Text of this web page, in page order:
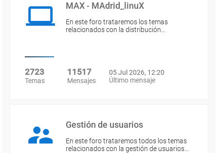
MAX - MAdrid_linuX
En este foro trataremos los temas
relacionados con la distribución…
2723
Temas
11517
Mensajes
05 Jul 2026, 12:20
Último mensaje
Gestión de usuarios
En este foro trataremos todos los temas
relacionados con la gestión de usuarios…